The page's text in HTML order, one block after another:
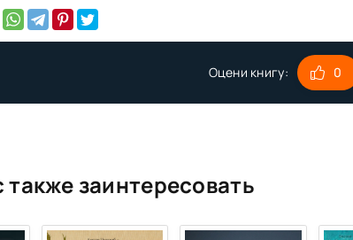
Оцени книгу: 0
заинтересовать